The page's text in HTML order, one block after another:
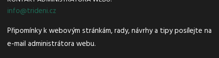
info@trideni.cz
Připomínky k webovým stránkám, rady, návrhy a tipy posílejte na
e-mail administrátora webu.